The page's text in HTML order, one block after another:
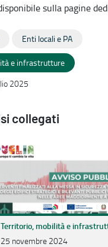
sulla pagine
Enti locali e PA
e infrastrutture
2025
collegati
25 novembre 2024